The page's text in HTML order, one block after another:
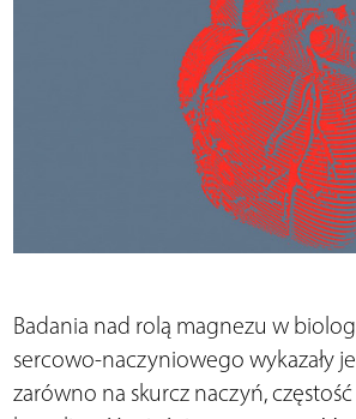
Badania nad rolą magnezu w
sercowo-naczyniowego wykazały
zarówno na skurcz naczyń,